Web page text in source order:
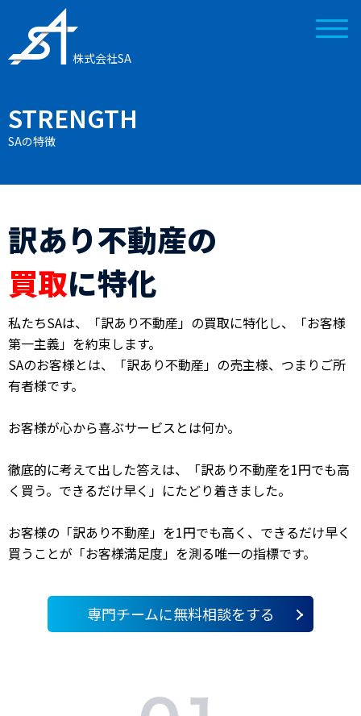
株式会社SA
STRENGTH
SAの特徴
訳あり不動産の
買取に特化
私たちSAは、「訳あり不動産」の買取に特化し、「お客様
第一主義」を約束します。
SAのお客様とは、「訳あり不動産」の売主様、つまりご所
有者様です。
お客様が心から喜ぶサービスとは何か。
徹底的に考えて出した答えは、「訳あり不動産を1円でも高
く買う。できるだけ早く」にたどり着きました。
お客様の「訳あり不動産」を1円でも高く、できるだけ早く
買うことが「お客様満足度」を測る唯一の指標です。
専門チームに無料相談をする